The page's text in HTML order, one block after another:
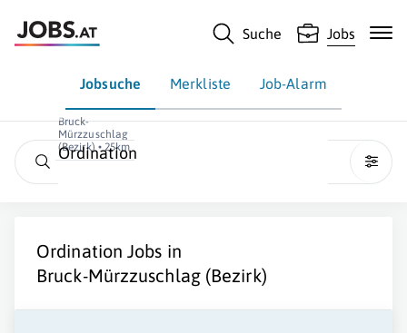
Suche Jobs
Jobsuche Merkliste Job-Alarm
Bruck-
Mürzzuschlag
(Bezirk) • 25km
Ordination
Ordination Jobs in
Bruck-Mürzzuschlag (Bezirk)